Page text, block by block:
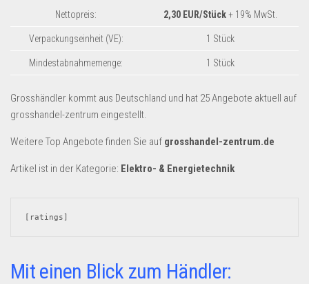
Restposten-Angebote
Restposten für Privatpersonen
eBay Restposten kaufen
Saison & Eventprodkte
B2B Produkte
Grosshandel
Aldi
Kostenlos verkaufen
Nettopreis: 2,30 EUR/Stück+ 19% MwSt.
Verpackungseinheit (VE): 1 Stück
Mindestabnahmemenge: 1 Stück
Grosshändler kommt aus Deutschland und hat 25 Angebote aktuell auf
grosshandel-zentrum eingestellt.
Weitere Top Angebote finden Sie auf grosshandel-zentrum.de
Artikel ist in der Kategorie: Elektro- & Energietechnik
[ratings]
Mit einen Blick zum Händler: